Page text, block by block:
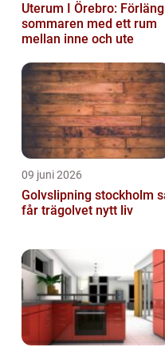
Uterum I Örebro: Förläng
sommaren med ett rum
mellan inne och ute
09 juni 2026
Golvslipning stockholm så
får trägolvet nytt liv